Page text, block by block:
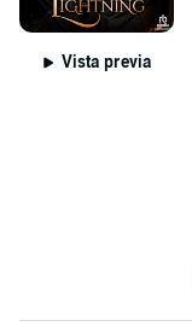
Vista previa